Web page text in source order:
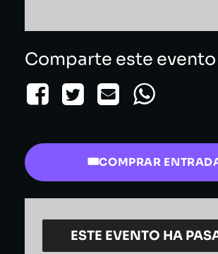
Comparte este evento
COMPRAR
ESTE EVENTO HA